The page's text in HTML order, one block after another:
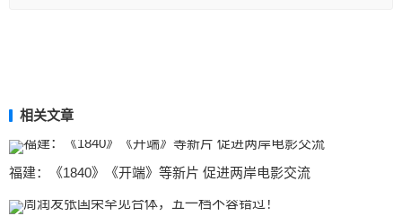
相关文章
福建：《1840》《开端》等新片 促进两岸电影交流